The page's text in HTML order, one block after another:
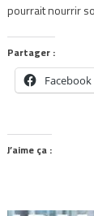
pourrait nourrir
Partager :
Facebook
J’aime ça :